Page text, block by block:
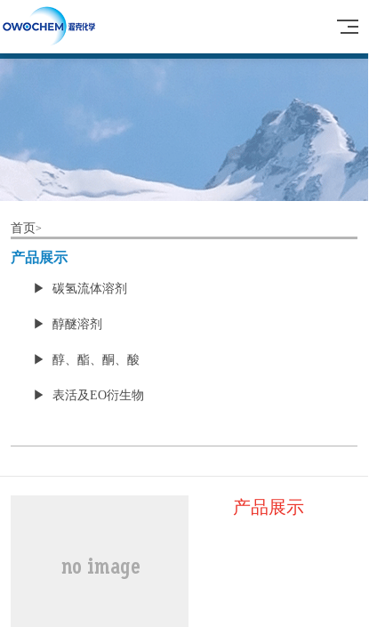
首页>
产品展示
▶ 碳氢流体溶剂
▶ 醇醚溶剂
▶ 醇、酯、酮、酸
▶ 表活及EO衍生物
产品展示